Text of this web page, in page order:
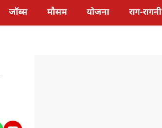
जॉब्स मौसम योजना राग-रागनी